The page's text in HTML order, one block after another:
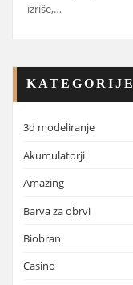
izriše,…
KATEGORIJE
3d modeliranje
Akumulatorji
Amazing
Barva za obrvi
Biobran
Casino